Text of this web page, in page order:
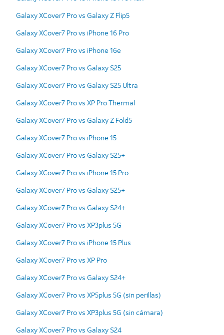
Galaxy XCover7 Pro vs Galaxy Z Flip5
Galaxy XCover7 Pro vs iPhone 16 Pro
Galaxy XCover7 Pro vs iPhone 16e
Galaxy XCover7 Pro vs Galaxy S25
Galaxy XCover7 Pro vs Galaxy S25 Ultra
Galaxy XCover7 Pro vs XP Pro Thermal
Galaxy XCover7 Pro vs Galaxy Z Fold5
Galaxy XCover7 Pro vs iPhone 15
Galaxy XCover7 Pro vs Galaxy S25+
Galaxy XCover7 Pro vs iPhone 15 Pro
Galaxy XCover7 Pro vs Galaxy S25+
Galaxy XCover7 Pro vs Galaxy S24+
Galaxy XCover7 Pro vs XP3plus 5G
Galaxy XCover7 Pro vs iPhone 15 Plus
Galaxy XCover7 Pro vs XP Pro
Galaxy XCover7 Pro vs Galaxy S24+
Galaxy XCover7 Pro vs XP5plus 5G (sin perillas)
Galaxy XCover7 Pro vs XP3plus 5G (sin cámara)
Galaxy XCover7 Pro vs Galaxy S24